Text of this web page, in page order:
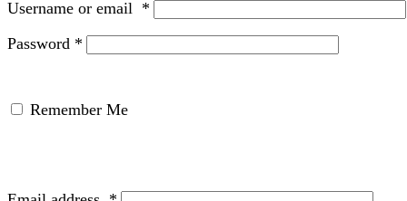
Username or email *
Password *
Remember Me